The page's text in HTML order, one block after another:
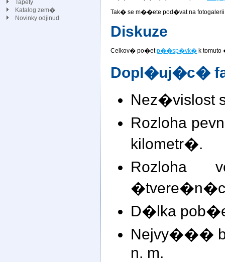
Tapety
Katalog zem�
Novinky odjinud
Tak� se m��ete pod�vat na
Diskuze
Celkov� po�etp��sp�vk� k
Dopl�uj�c�
Nez�vislost
Rozloha
kilometr�.
Rozloha
D�lka
Nejvy���
n. m.